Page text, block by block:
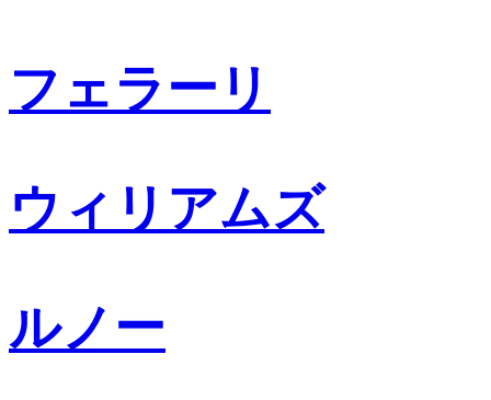
フェラーリ
ウィリアムズ
ルノー